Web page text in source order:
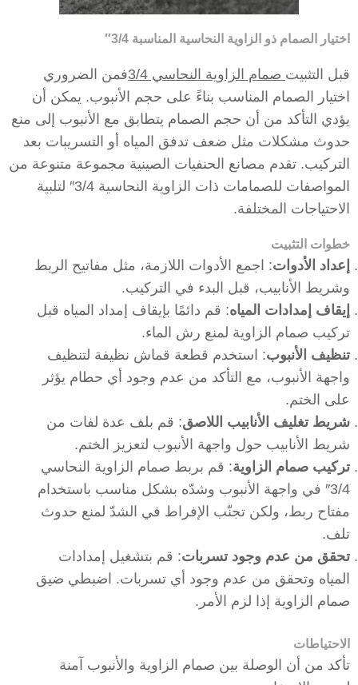
اختيار الصمام ذو الزاوية النحاسية المناسبة 3/4″
قبل التثبيت صمام الزاوية النحاسي 3/4
فمن الضروري
اختيار الصمام المناسب بناءً على حجم الأنبوب. يمكن أن
يؤدي التأكد من أن حجم الصمام يتطابق مع الأنبوب إلى منع
حدوث مشكلات مثل ضعف تدفق المياه أو التسريبات بعد
التركيب. تقدم مصانع الحنفيات الصينية مجموعة متنوعة من
المواصفات للصمامات ذات الزاوية النحاسية 3/4″ لتلبية
الاحتياجات المختلفة.
خطوات التثبيت
إعداد الأدوات: اجمع الأدوات اللازمة، مثل مفاتيح الربط
وشريط الأنابيب، قبل البدء في التركيب.
إيقاف إمدادات المياه: قم دائمًا بإيقاف إمداد المياه قبل
تركيب صمام الزاوية لمنع رش الماء.
تنظيف الأنبوب: استخدم قطعة قماش نظيفة لتنظيف
واجهة الأنبوب، مع التأكد من عدم وجود أي حطام يؤثر
على الختم.
شريط تغليف الأنابيب اللاصق: قم بلف عدة لفات من
شريط الأنابيب حول واجهة الأنبوب لتعزيز الختم.
تركيب صمام الزاوية: قم بربط صمام الزاوية النحاسي
3/4″ في واجهة الأنبوب وشدّه بشكل مناسب باستخدام
مفتاح ربط، ولكن تجنّب الإفراط في الشدّ لمنع حدوث
تلف.
تحقق من عدم وجود تسربات: قم بتشغيل إمدادات
المياه وتحقق من عدم وجود أي تسربات. اضبطي ضيق
صمام الزاوية إذا لزم الأمر.
الاحتياطات
تأكد من أن الوصلة بين صمام الزاوية والأنبوب آمنة